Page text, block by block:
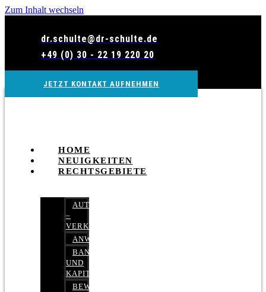
Zum Inhalt wechseln
dr.schulte@dr-schulte.de
+49 (0) 30 - 22 19 220 20
JETZT KONTAKT AUFNEHMEN
HOME
NEUIGKEITEN
RECHTSGEBIETE
AUTOBETRUG
–
VERKEHRSRECHT
ANWALTSHAFTUNGSRECHT
BANK-
UND
KAPITALMARKTRECHT
BEWERTUNGEN